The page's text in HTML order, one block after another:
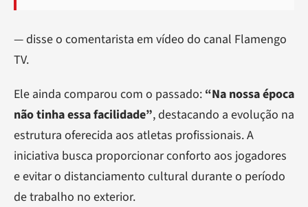
— disse o comentarista em vídeo do canal Flamengo
TV.
Ele ainda comparou com o passado: “Na nossa época
não tinha essa facilidade”, destacando a evolução na
estrutura oferecida aos atletas profissionais. A
iniciativa busca proporcionar conforto aos jogadores
e evitar o distanciamento cultural durante o período
de trabalho no exterior.